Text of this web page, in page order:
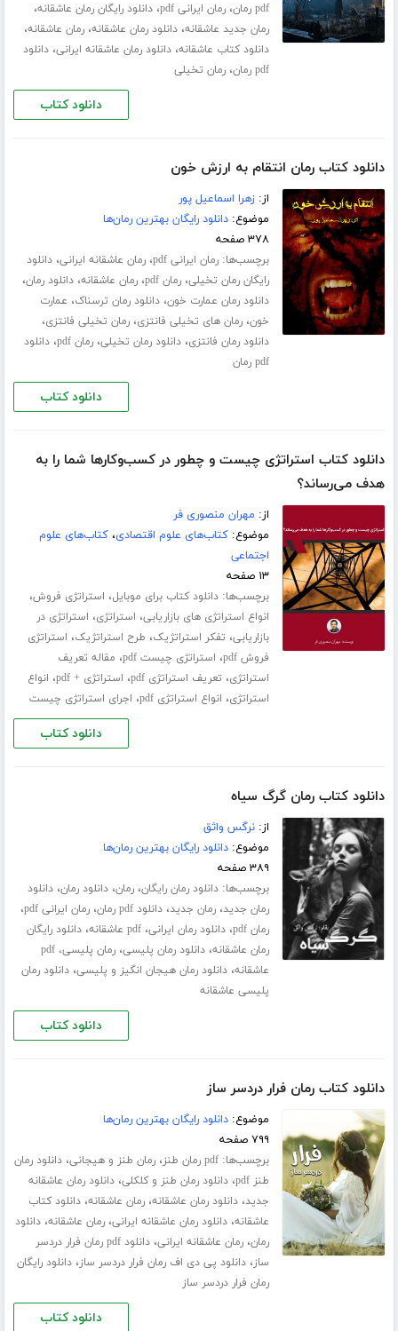
pdf رمان
،رمان ایرانی pdf ،دانلود رایگان رمان عاشقانه،
رمان جدید عاشقانه،دانلود رمان عاشقانه،رمان عاشقانه،
دانلود کتاب عاشقانه،دانلود رمان عاشقانه ایرانی،دانلود
pdf رمان
،رمان تخیلی
دانلود کتاب
دانلود کتاب رمان انتقام به ارزش خون
از:زهرا اسماعیل پور
موضوع:دانلود رایگان بهترین رمان‌ها
۳۷۸ صفحه
برچسب‌ها:رمان ایرانی pdf ،رمان عاشقانه ایرانی،دانلود
رایگان رمان تخیلی،رمان pdf ،رمان عاشقانه،دانلود رمان،
دانلود رمان عمارت خون،دانلود رمان ترسناک، عمارت
خون،رمان های تخیلی فانتزی،رمان تخیلی فانتزی،
دانلود رمان فانتزی،دانلود رمان تخیلی،رمان pdf ،دانلود
pdf رمان
دانلود کتاب
دانلود کتاب استراتژی چیست و چطور در کسب‌و‌کارها شما را به
هدف می‌رساند؟
از: مهران منصوری فر
موضوع:کتاب‌های علوم اقتصادی،کتاب‌های علوم
اجتماعی
۱۳ صفحه
برچسب‌ها:دانلود کتاب برای موبایل، استراتژی فروش،
انواع استراتژی های بازاریابی، استراتژی، استراتژی در
بازاریابی، تفکر استراتژیک، طرح استراتژیک، استراتژی
فروش pdf
، استراتژی چیست pdf ، مقاله تعریف
استراتژی، تعریف استراتژی pdf ، استراتژی + pdf ، انواع
استراتژی، انواع استراتژی pdf ، اجرای استراتژی چیست
دانلود کتاب
دانلود کتاب رمان گرگ سیاه
از:نرگس واثق
موضوع:دانلود رایگان بهترین رمان‌ها
۳۸۹ صفحه
برچسب‌ها:دانلود رمان رایگان،رمان،دانلود رمان،دانلود
رمان جدید،رمان جدید،دانلود pdf رمان ،رمان ایرانی pdf ،
رمان pdf ،دانلود رمان ایرانی،pdf عاشقانه ،دانلود رایگان
رمان عاشقانه،دانلود رمان پلیسی،
رمان پلیسی، pdf
عاشقانه،دانلود رمان هیجان انگیز و پلیسی،دانلود رمان
پلیسی عاشقانه
دانلود کتاب
دانلود کتاب رمان فرار دردسر ساز
موضوع:دانلود رایگان بهترین رمان‌ها
۷۹۹ صفحه
برچسب‌ها:pdf رمان طنز ،رمان طنز و هیجانی،دانلود رمان
طنز pdf
،دانلود رمان طنز و کلکلی،دانلود رمان عاشقانه
جدید،دانلود رمان عاشقانه،رمان عاشقانه،دانلود کتاب
عاشقانه،دانلود رمان عاشقانه ایرانی،رمان عاشقانه،دانلود
رمان،رمان عاشقانه ایرانی،
دانلود pdf رمان فرار دردسر
ساز،دانلود پی دی اف رمان فرار دردسر ساز،دانلود رایگان
رمان فرار دردسر ساز
دانلود کتاب